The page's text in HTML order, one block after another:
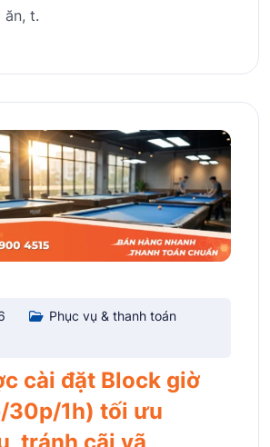
ăn, t.
Phục vụ & thanh toán
cài đặt Block giờ
30p/1h) tối ưu